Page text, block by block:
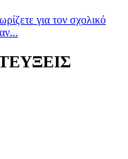
για τον σχολικό